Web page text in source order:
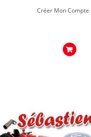
Créer Mon Compte